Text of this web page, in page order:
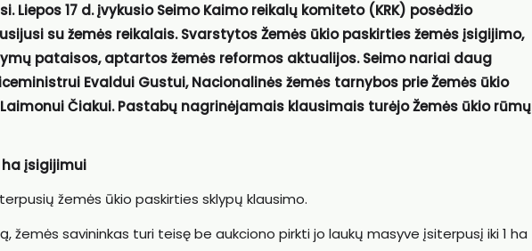
Liepos 17 d. įvykusio Seimo Kaimo reikalų komiteto (KRK) posėdžio
su žemės reikalais. Svarstytos Žemės ūkio paskirties žemės įsigijimo,
pataisos, aptartos žemės reformos aktualijos. Seimo nariai daug
Evaldui Gustui, Nacionalinės žemės tarnybos prie Žemės ūkio
Čiakui. Pastabų nagrinėjamais klausimais turėjo Žemės ūkio rūmų
ha įsigijimui
žemės ūkio paskirties sklypų klausimo.
savininkas turi teisę be aukciono pirkti jo laukų masyve įsiterpusį iki 1 ha